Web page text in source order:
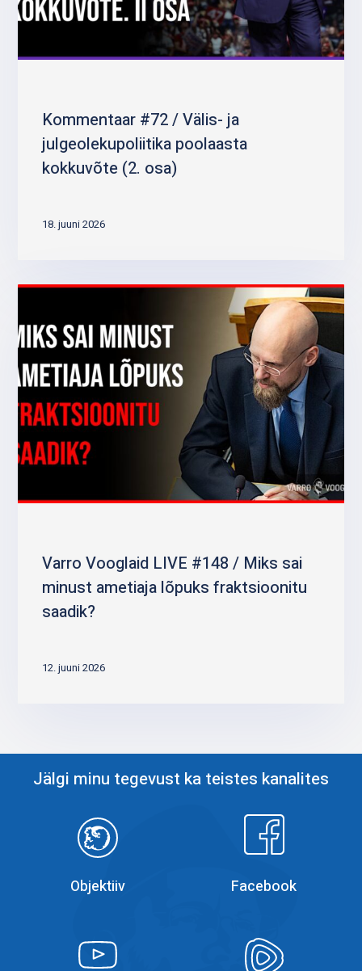
Kommentaar #72 / Välis- ja
julgeolekupoliitika poolaasta
kokkuvõte (2. osa)
18. juuni 2026
Varro Vooglaid LIVE #148 / Miks sai
minust ametiaja lõpuks fraktsioonitu
saadik?
12. juuni 2026
Jälgi minu tegevust ka teistes kanalites
Objektiiv
Objektiiv
Facebook
Facebook
YouTube YouTube